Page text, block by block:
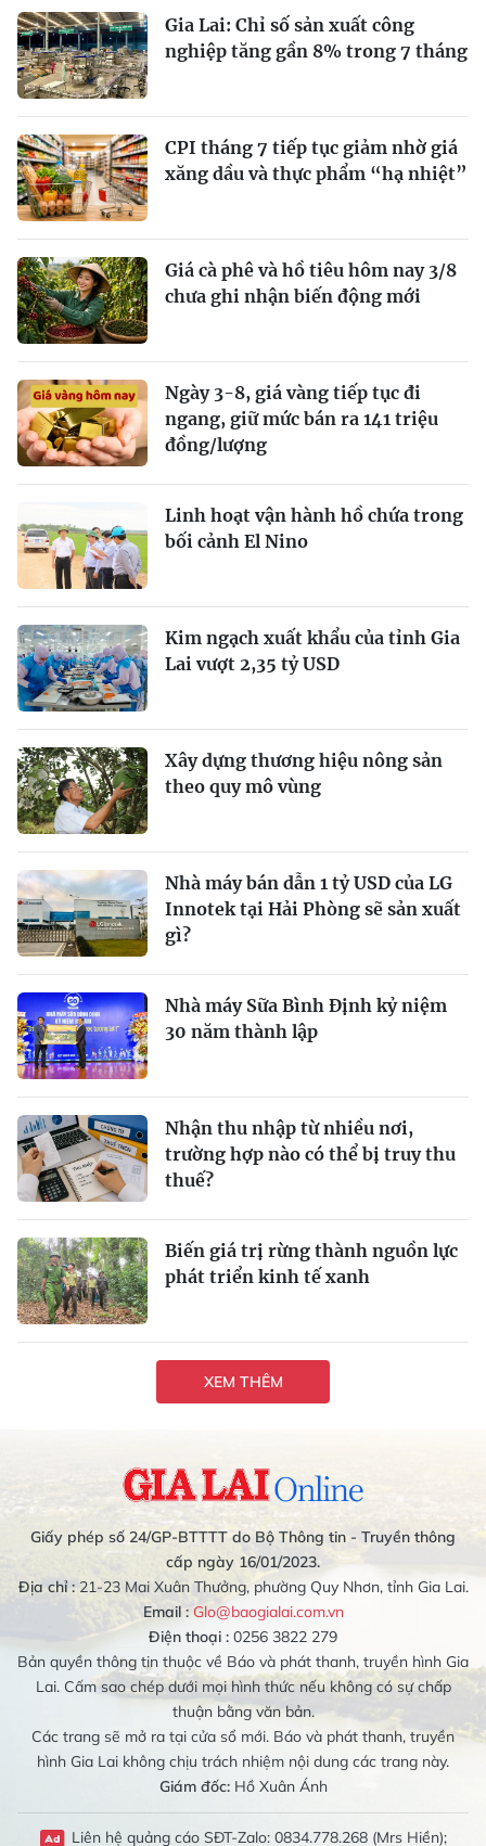
Gia Lai: Chỉ số sản xuất công
nghiệp tăng gần 8% trong 7 tháng
CPI tháng 7 tiếp tục giảm nhờ giá
xăng dầu và thực phẩm “hạ nhiệt”
Giá cà phê và hồ tiêu hôm nay 3/8
chưa ghi nhận biến động mới
Ngày 3-8, giá vàng tiếp tục đi
ngang, giữ mức bán ra 141 triệu
đồng/lượng
Linh hoạt vận hành hồ chứa trong
bối cảnh El Nino
Kim ngạch xuất khẩu của tỉnh Gia
Lai vượt 2,35 tỷ USD
Xây dựng thương hiệu nông sản
theo quy mô vùng
Nhà máy bán dẫn 1 tỷ USD của LG
Innotek tại Hải Phòng sẽ sản xuất
gì?
Nhà máy Sữa Bình Định kỷ niệm
30 năm thành lập
Nhận thu nhập từ nhiều nơi,
trường hợp nào có thể bị truy thu
thuế?
Biến giá trị rừng thành nguồn lực
phát triển kinh tế xanh
XEM THÊM
Giấy phép số 24/GP-BTTTT do Bộ Thông tin - Truyền thông
cấp ngày 16/01/2023.
Địa chỉ :21-23 Mai Xuân Thưởng, phường Quy Nhơn, tỉnh Gia Lai.
Email : Glo@baogialai.com.vn
Điện thoại : 0256 3822 279
Bản quyền thông tin thuộc về Báo và phát thanh, truyền hình Gia
Lai. Cấm sao chép dưới mọi hình thức nếu không có sự chấp
thuận bằng văn bản.
Các trang sẽ mở ra tại cửa sổ mới. Báo và phát thanh, truyền
hình Gia Lai không chịu trách nhiệm nội dung các trang này.
Giám đốc:Hồ Xuân Ánh
Liên hệ quảng cáo SĐT-Zalo: 0834.778.268 (Mrs Hiền);